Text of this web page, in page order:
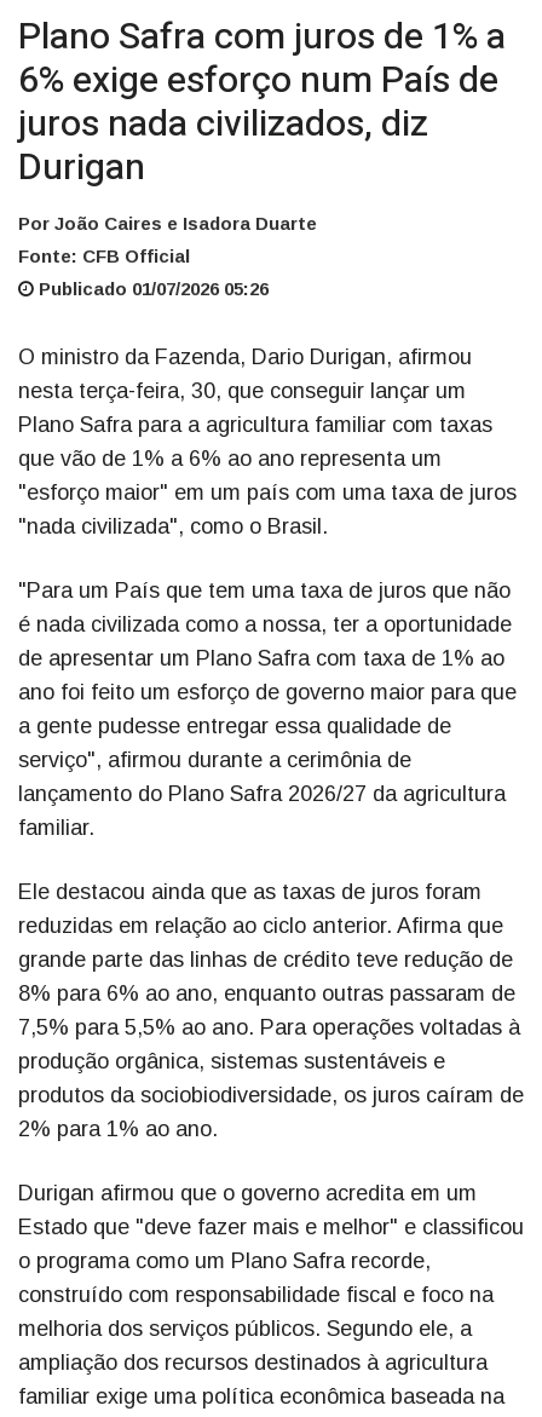
Plano Safra com juros de 1% a
6% exige esforço num País de
juros nada civilizados, diz
Durigan
Por João Caires e Isadora Duarte
Fonte: CFB Official
Publicado 01/07/2026 05:26
O ministro da Fazenda, Dario Durigan, afirmou
nesta terça-feira, 30, que conseguir lançar um
Plano Safra para a agricultura familiar com taxas
que vão de 1% a 6% ao ano representa um
"esforço maior" em um país com uma taxa de juros
"nada civilizada", como o Brasil.
"Para um País que tem uma taxa de juros que não
é nada civilizada como a nossa, ter a oportunidade
de apresentar um Plano Safra com taxa de 1% ao
ano foi feito um esforço de governo maior para que
a gente pudesse entregar essa qualidade de
serviço", afirmou durante a cerimônia de
lançamento do Plano Safra 2026/27 da agricultura
familiar.
Ele destacou ainda que as taxas de juros foram
reduzidas em relação ao ciclo anterior. Afirma que
grande parte das linhas de crédito teve redução de
8% para 6% ao ano, enquanto outras passaram de
7,5% para 5,5% ao ano. Para operações voltadas à
produção orgânica, sistemas sustentáveis e
produtos da sociobiodiversidade, os juros caíram de
2% para 1% ao ano.
Durigan afirmou que o governo acredita em um
Estado que "deve fazer mais e melhor" e classificou
o programa como um Plano Safra recorde,
construído com responsabilidade fiscal e foco na
melhoria dos serviços públicos. Segundo ele, a
ampliação dos recursos destinados à agricultura
familiar exige uma política econômica baseada na